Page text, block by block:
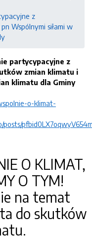
z
Wspólnymi siłami w
partycypacyjne z
zmian klimatu i
klimatu dla Gminy
o-klimat-
O KLIMAT,
O TYM!
na temat
do skutków